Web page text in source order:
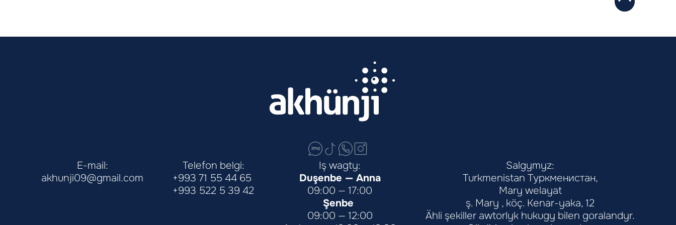
E-mail:
akhunji09@gmail.com
Telefon belgi:
+993 71 55 44 65
+993 522 5 39 42
Iş wagty:
Duşenbe — Anna
09:00 — 17:00
Şenbe
09:00 — 12:00
Salgymyz:
Turkmenistan Туркменистан,
Mary welayat
ş. Mary , köç. Kenar-yaka, 12
Ähli şekiller awtorlyk hukugy bilen goralandyr.